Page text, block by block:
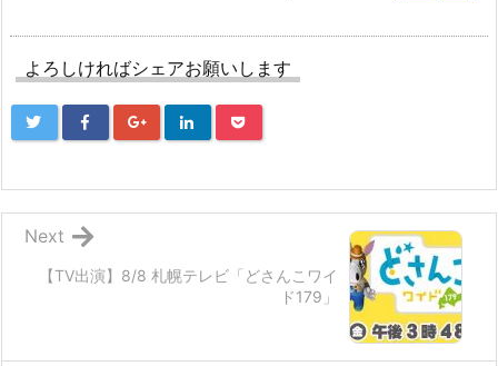
よろしければシェアお願いします
【TV出演】8/8 札幌テレビ「どさんこワイ
ド179」
Next